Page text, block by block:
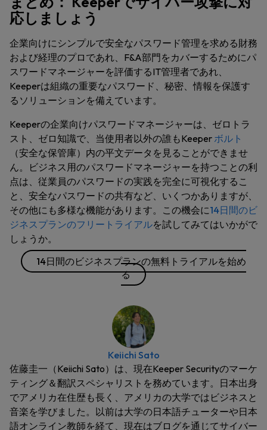
応しましょう
企業向けにシンプルで安全なパスワード管理を求める財務
および経理のプロであれ、F&A部門をカバーするためにパ
スワードマネージャーを評価するIT管理者であれ、
Keeperは組織の重要なパスワード、秘密、情報を保護す
るソリューションを備えています。
Keeperの企業向けパスワードマネージャーは、ゼロトラ
スト、ゼロ知識で、当使用者以外の誰もKeeper ボルト
（安全な保管庫）内の平文データを見ることができませ
ん。ビジネス用のパスワードマネージャーを持つことの利
点は、従業員のパスワードの実践を完全に可視化するこ
と、安全なパスワードの共有など、いくつかありますが、
その他にも多様な機能があります。この機会に14日間のビ
ジネスプランのフリートライアルを試してみてはいかがで
しょうか。
14日間のビジネスプランの無料トライアルを始め
る
Keiichi Sato
佐藤圭一（Keiichi Sato）は、現在Keeper Securityのマーケ
ティング＆翻訳スペシャリストを務めています。日本出身
でアメリカ在住歴も長く、アメリカの大学ではビジネスと
音楽を学びました。以前は大学の日本語チューターや日本
語オンライン教師を経て、現在はブログを通じてサイバー